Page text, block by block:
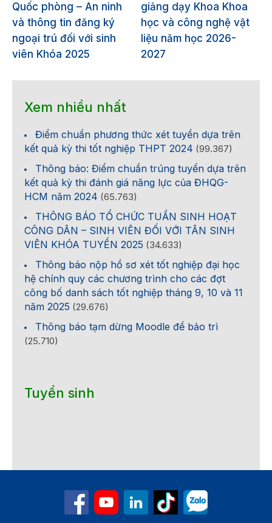
Quốc phòng – An ninh
và thông tin đăng ký
ngoại trú đối với sinh
viên Khóa 2025
giảng dạy Khoa Khoa
học và công nghệ vật
liệu năm học 2026-
2027
Xem nhiều nhất
Điểm chuẩn phương thức xét tuyển dựa trên
kết quả kỳ thi tốt nghiệp THPT 2024 (99.367)
Thông báo: Điểm chuẩn trúng tuyển dựa trên
kết quả kỳ thi đánh giá năng lực của ĐHQG-
HCM năm 2024 (65.763)
THÔNG BÁO TỔ CHỨC TUẦN SINH HOẠT
CÔNG DÂN – SINH VIÊN ĐỐI VỚI TÂN SINH
VIÊN KHÓA TUYỂN 2025 (34.633)
Thông báo nộp hồ sơ xét tốt nghiệp đại học
hệ chính quy các chương trình cho các đợt
công bố danh sách tốt nghiệp tháng 9, 10 và 11
năm 2025 (29.676)
Thông báo tạm dừng Moodle để bảo trì
(25.710)
Tuyển sinh